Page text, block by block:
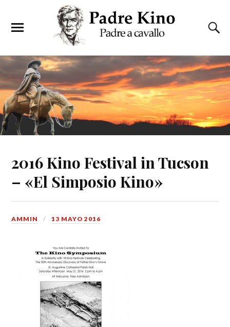
2016 Kino Festival in Tucson
– «El Simposio Kino»
AMMIN 13 MAYO 2016